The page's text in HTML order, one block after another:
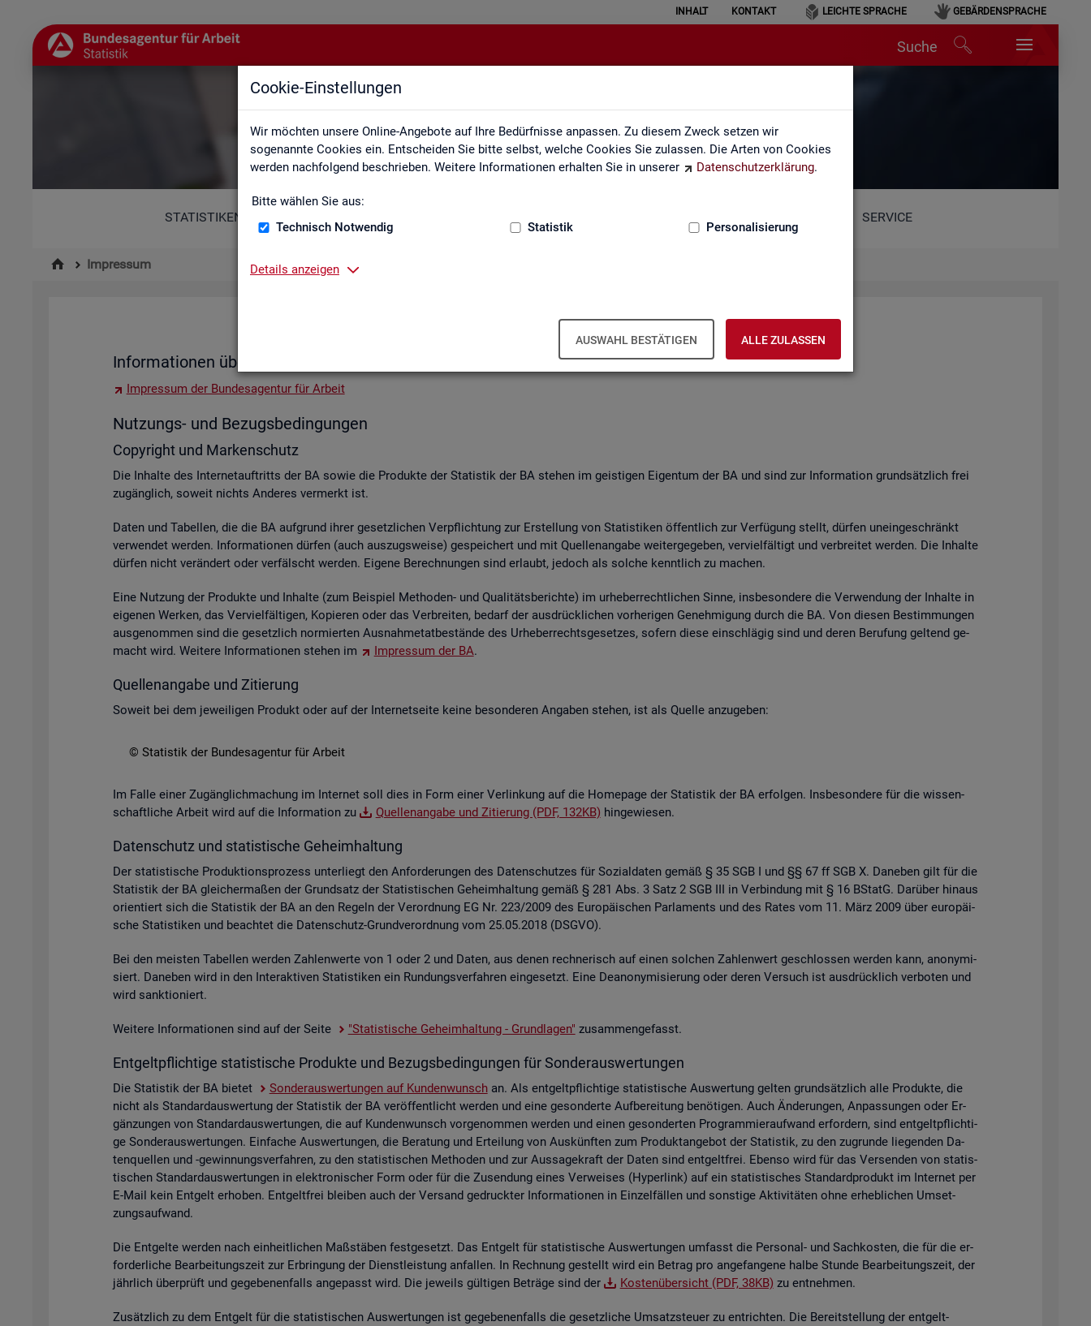
Cookie-Einstellungen
Wir möchten unsere Online-Angebote auf Ihre Bedürfnisse anpassen. Zu diesem Zweck setzen wir
sogenannte Cookies ein. Entscheiden Sie bitte selbst, welche Cookies Sie zulassen. Die Arten von Cookies
werden nachfolgend beschrieben. Weitere Informationen erhalten Sie in unserer
Datenschutzerklärung.
Bitte wählen Sie aus:
Technisch Notwendig
Statistik Personalisierung
Details anzeigen
AUSWAHL BESTÄTIGEN ALLE ZULASSEN
INHALT KONTAKT LEICHTE SPRACHE GEBÄRDENSPRACHE
Suche
Impressum
STATISTIKEN SERVICE
Impressum
Im­pres­sum der Sta­tis­tik der Bun­des­agen­tur für Ar­beit (BA)
In­for­ma­tio­nen über den Her­aus­ge­ber
Im­pres­sum der Bun­des­agen­tur für Ar­beit
Nut­zungs- und Be­zugs­be­din­gun­gen
Co­py­right und Mar­ken­schutz
Die In­hal­te des In­ter­net­auf­tritts der BA sowie die Pro­duk­te der Sta­tis­tik der BA ste­hen im geis­ti­gen Ei­gen­tum der BA und sind zur In­for­ma­ti­on grund­sätz­lich frei
zu­gäng­lich, so­weit nichts An­de­res ver­merkt ist.
Daten und Ta­bel­len, die die BA auf­grund ihrer ge­setz­li­chen Ver­pflich­tung zur Er­stel­lung von Sta­tis­ti­ken öf­fent­lich zur Ver­fü­gung stellt, dür­fen un­ein­ge­schränkt
ver­wen­det wer­den. In­for­ma­tio­nen dür­fen (auch aus­zugs­wei­se) ge­spei­chert und mit Quel­len­an­ga­be wei­ter­ge­ge­ben, ver­viel­fäl­tigt und ver­brei­tet wer­den. Die In­hal­te
dür­fen nicht ver­än­dert oder ver­fälscht wer­den. Ei­ge­ne Be­rech­nun­gen sind er­laubt, je­doch als sol­che kennt­lich zu ma­chen.
Eine Nut­zung der Pro­duk­te und In­hal­te (zum Bei­spiel Me­tho­den- und Qua­li­täts­be­rich­te) im ur­he­ber­recht­li­chen Sinne, ins­be­son­de­re die Ver­wen­dung der In­hal­te in
ei­ge­nen Wer­ken, das Ver­viel­fäl­ti­gen, Ko­pie­ren oder das Ver­brei­ten, be­darf der aus­drück­li­chen vor­he­ri­gen Ge­neh­mi­gung durch die BA. Von die­sen Be­stim­mun­gen
aus­ge­nom­men sind die ge­setz­lich nor­mier­ten Aus­nah­me­tat­be­stän­de des Ur­he­ber­rechts­ge­set­zes, so­fern diese ein­schlä­gig sind und deren Be­ru­fung gel­tend ge­
macht wird. Wei­te­re In­for­ma­tio­nen ste­hen im
Im­pres­sum der BA.
Quel­len­an­ga­be und Zi­tie­rung
So­weit bei dem je­wei­li­gen Pro­dukt oder auf der In­ter­net­sei­te keine be­son­de­ren An­ga­ben ste­hen, ist als Quel­le an­zu­ge­ben:
© Sta­tis­tik der Bun­des­agen­tur für Ar­beit
Im Falle einer Zu­gäng­lich­ma­chung im In­ter­net soll dies in Form einer Ver­lin­kung auf die Home­page der Sta­tis­tik der BA er­fol­gen. Ins­be­son­de­re für die wis­sen­
schaft­li­che Ar­beit wird auf die In­for­ma­ti­on zu
Quel­len­an­ga­be und Zi­tie­rung (PDF, 132KB) hin­ge­wie­sen.
Da­ten­schutz und sta­tis­ti­sche Ge­heim­hal­tung
Der sta­tis­ti­sche Pro­duk­ti­ons­pro­zess un­ter­liegt den An­for­de­run­gen des Da­ten­schut­zes für So­zi­al­da­ten gemäß § 35 SGB I und §§ 67 ff SGB X. Da­ne­ben gilt für die
Sta­tis­tik der BA glei­cher­ma­ßen der Grund­satz der Sta­tis­ti­schen Ge­heim­hal­tung gemäß § 281 Abs. 3 Satz 2 SGB III in Ver­bin­dung mit § 16 BStatG. Dar­über hin­aus
ori­en­tiert sich die Sta­tis­tik der BA an den Re­geln der Ver­ord­nung EG Nr. 223/2009 des Eu­ro­päi­schen Par­la­ments und des Rates vom 11. März 2009 über eu­ro­päi­
sche Sta­tis­ti­ken und be­ach­tet die Da­ten­schutz-Grund­ver­ord­nung vom 25.05.2018 (DSGVO).
Bei den meis­ten Ta­bel­len wer­den Zah­len­wer­te von 1 oder 2 und Daten, aus denen rech­ne­risch auf einen sol­chen Zah­len­wert ge­schlos­sen wer­den kann, an­ony­mi­
siert. Da­ne­ben wird in den In­ter­ak­ti­ven Sta­tis­ti­ken ein Run­dungs­ver­fah­ren ein­ge­setzt. Eine De­an­ony­mi­sie­rung oder deren Ver­such ist aus­drück­lich ver­bo­ten und
wird sank­tio­niert.
Wei­te­re In­for­ma­tio­nen sind auf der Seite "Sta­tis­ti­sche Ge­heim­hal­tung - Grund­la­gen" zu­sam­men­ge­fasst.
Ent­gelt­pflich­ti­ge sta­tis­ti­sche Pro­duk­te und Be­zugs­be­din­gun­gen für Son­der­aus­wer­tun­gen
Die Sta­tis­tik der BA bie­tet Son­der­aus­wer­tun­gen auf Kun­den­wunschan. Als ent­gelt­pflich­ti­ge sta­tis­ti­sche Aus­wer­tung gel­ten grund­sätz­lich alle Pro­duk­te, die
nicht als Stan­dard­aus­wer­tung der Sta­tis­tik der BA ver­öf­fent­licht wer­den und eine ge­son­der­te Auf­be­rei­tung be­nö­ti­gen. Auch Än­de­run­gen, An­pas­sun­gen oder Er­
gän­zun­gen von Stan­dard­aus­wer­tun­gen, die auf Kun­den­wunsch vor­ge­nom­men wer­den und einen ge­son­der­ten Pro­gram­mier­auf­wand er­for­dern, sind ent­gelt­pflich­ti­
ge Son­der­aus­wer­tun­gen. Ein­fa­che Aus­wer­tun­gen, die Be­ra­tung und Er­tei­lung von Aus­künf­ten zum Pro­dukt­an­ge­bot der Sta­tis­tik, zu den zu­grun­de lie­gen­den Da­
ten­quel­len und -ge­win­nungs­ver­fah­ren, zu den sta­tis­ti­schen Me­tho­den und zur Aus­sa­ge­kraft der Daten sind ent­gelt­frei. Eben­so wird für das Ver­sen­den von sta­tis­
ti­schen Stan­dard­aus­wer­tun­gen in elek­tro­ni­scher Form oder für die Zu­sen­dung eines Ver­wei­ses (Hy­per­link) auf ein sta­tis­ti­sches Stan­dard­pro­dukt im In­ter­net per
E-Mail kein Ent­gelt er­ho­ben. Ent­gelt­frei blei­ben auch der Ver­sand ge­druck­ter In­for­ma­tio­nen in Ein­zel­fäl­len und sons­ti­ge Ak­ti­vi­tä­ten ohne er­heb­li­chen Um­set­
zungs­auf­wand.
Die Ent­gel­te wer­den nach ein­heit­li­chen Maß­stä­ben fest­ge­setzt. Das Ent­gelt für sta­tis­ti­sche Aus­wer­tun­gen um­fasst die Per­so­nal- und Sach­kos­ten, die für die er­
for­der­li­che Be­ar­bei­tungs­zeit zur Er­brin­gung der Dienst­leis­tung an­fal­len. In Rech­nung ge­stellt wird ein Be­trag pro an­ge­fan­ge­ne halbe Stun­de Be­ar­bei­tungs­zeit, der
jähr­lich über­prüft und ge­ge­be­nen­falls an­ge­passt wird. Die je­weils gül­ti­gen Be­trä­ge sind der
Kos­ten­über­sicht (PDF, 38KB) zu ent­neh­men.
Zu­sätz­lich zu dem Ent­gelt für die sta­tis­ti­schen Aus­wer­tun­gen ist ge­ge­be­nen­falls die ge­setz­li­che Um­satz­steu­er zu ent­rich­ten. Die Be­reit­stel­lung der ent­gelt­